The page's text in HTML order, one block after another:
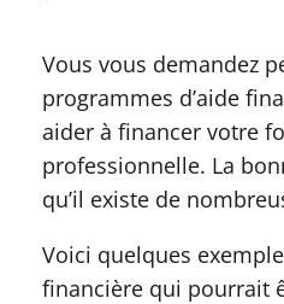
Vous vous demandez
programmes d’aide
aider à financer votre
professionnelle. La
qu’il existe de
Voici quelques
financière qui pourrait